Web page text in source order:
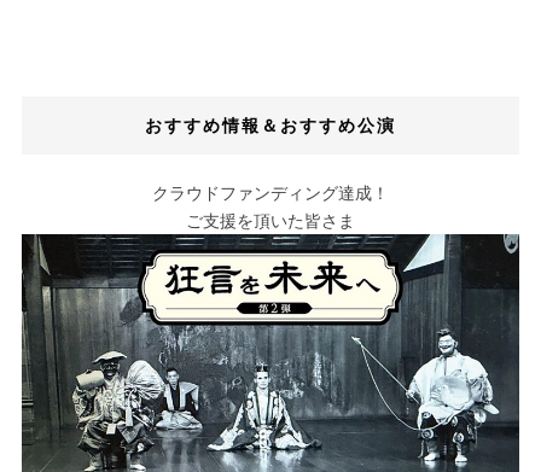
おすすめ情報＆おすすめ公演
クラウドファンディング達成！
ご支援を頂いた皆さま